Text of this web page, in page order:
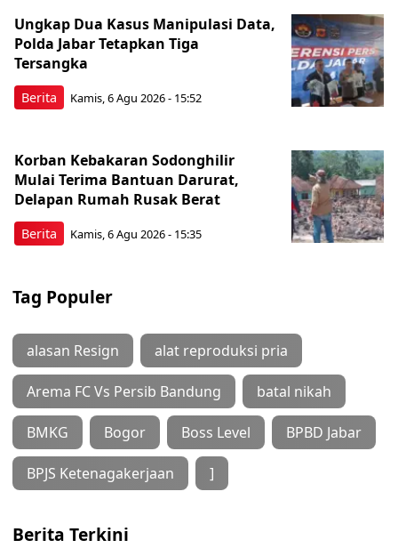
Berita
Ungkap Dua Kasus Manipulasi Data,
Polda Jabar Tetapkan Tiga
Tersangka
Kamis, 6 Agu 2026 - 15:52
Berita
Korban Kebakaran Sodonghilir
Mulai Terima Bantuan Darurat,
Delapan Rumah Rusak Berat
Kamis, 6 Agu 2026 - 15:35
Tag Populer
alasan Resign alat reproduksi pria
Arema FC Vs Persib Bandung batal nikah
BMKG Bogor Boss Level BPBD Jabar
BPJS Ketenagakerjaan ]
Berita Terkini